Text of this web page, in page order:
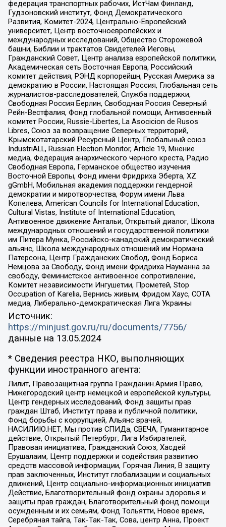
федерация транспортных рабочих, ИстЧам Финланд,
Гудзоновский институт, Фонд Демократического
Развития, Комитет-2024, Центрально-Европейский
университет, Центр восточноевропейских и
международных исследований, Общество Сторожевой
башни, Библии и трактатов Свидетелей Иеговы,
Гражданский Совет, Центр анализа европейской политики,
Академическая сеть Восточная Европа, Российский
комитет действия, РЭНД корпорейшн, Русская Америка за
демократию в России, Настоящая Россия, Глобальная сеть
журналистов-расследователей, Служба поддержки,
Свободная Россия Берлин, Свободная Россия Северный
Рейн-Вестфалия, Фонд глобальной помощи, Антивоенный
комитет России, Russie-Libertes, La Asocicion de Rusos
Libres, Союз за возвращение Северных территорий,
Крымскотатарский Ресурсный Центр, Глобальный союз
IndustriALL, Russian Election Monitor, Article 19, Мнение
медиа, Федерация анархического черного креста, Радио
Свободная Европа, Германское общество изучения
Восточной Европы, Фонд имени Фридриха Эберта, XZ
gGmbH, Мобильная академия поддержки гендерной
демократии и миротворчества, Форум имени Льва
Копелева, American Councils for International Education,
Cultural Vistas, Institute of International Education,
Антивоенное движение Антальи, Открытый диалог, Школа
международных отношений и государственной политики
им Питера Мунка, Российско-канадский демократический
альянс, Школа международных отношений им Нормана
Патерсона, Центр Гражданских Свобод, Фонд Бориса
Немцова за Свободу, Фонд имени Фридриха Науманна за
свободу, Феминистское антивоенное сопротивление,
Комитет независимости Ингушетии, Прометей, Stop
Occupation of Karelia, Вернись живым, Фридом Хаус, СОТА
медиа, Либерально-демократическая Лига Украины
Источник:
https://minjust.gov.ru/ru/documents/7756/
данные на 13.05.2024
* Сведения реестра НКО, выполняющих
функции иностранного агента:
Лилит, Правозащитная группа Гражданин.Армия.Право,
Нижегородский центр немецкой и европейской культуры,
Центр гендерных исследований, Фонд защиты прав
граждан Штаб, Институт права и публичной политики,
Фонд борьбы с коррупцией, Альянс врачей,
НАСИЛИЮ.НЕТ, Мы против СПИДа, СВЕЧА, Гуманитарное
действие, Открытый Петербург, Лига Избирателей,
Правовая инициатива, Гражданский Союз, Хасдей
Ерушалаим, Центр поддержки и содействия развитию
средств массовой информации, Горячая Линия, В защиту
прав заключенных, Институт глобализации и социальных
движений, Центр социально-информационных инициатив
Действие, Благотворительный фонд охраны здоровья и
защиты прав граждан, Благотворительный фонд помощи
осужденным и их семьям, Фонд Тольятти, Новое время,
Серебряная тайга, Так-Так-Так, Сова, центр Анна, Проект